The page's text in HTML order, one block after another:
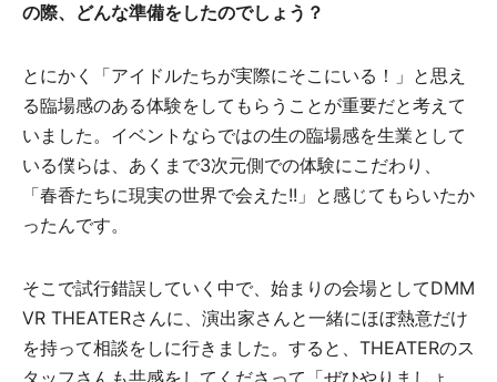
の際、どんな準備をしたのでしょう？
とにかく「アイドルたちが実際にそこにいる！」と思え
る臨場感のある体験をしてもらうことが重要だと考えて
いました。イベントならではの生の臨場感を生業として
いる僕らは、あくまで3次元側での体験にこだわり、
「春香たちに現実の世界で会えた!!」と感じてもらいたか
ったんです。
そこで試行錯誤していく中で、始まりの会場としてDMM
VR THEATERさんに、演出家さんと一緒にほぼ熱意だけ
を持って相談をしに行きました。すると、THEATERのス
タッフさんも共感をしてくださって「ぜひやりましょ